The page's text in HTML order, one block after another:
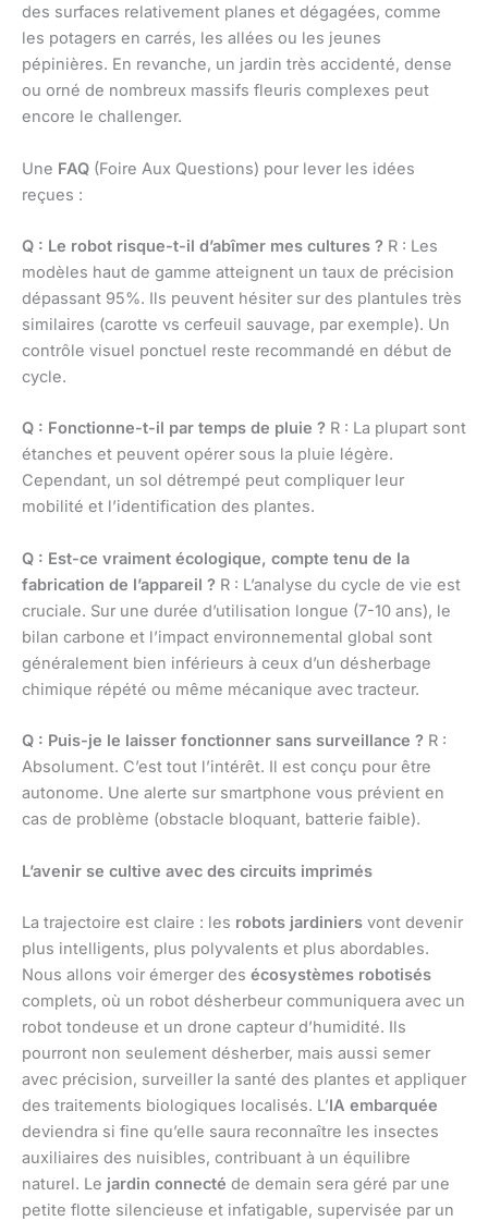
des surfaces relativement planes et dégagées, comme
les potagers en carrés, les allées ou les jeunes
pépinières. En revanche, un jardin très accidenté, dense
ou orné de nombreux massifs fleuris complexes peut
encore le challenger.
Une FAQ (Foire Aux Questions) pour lever les idées
reçues :
Q : Le robot risque-t-il d’abîmer mes cultures ? R : Les
modèles haut de gamme atteignent un taux de précision
dépassant 95%. Ils peuvent hésiter sur des plantules très
similaires (carotte vs cerfeuil sauvage, par exemple). Un
contrôle visuel ponctuel reste recommandé en début de
cycle.
Q : Fonctionne-t-il par temps de pluie ? R : La plupart sont
étanches et peuvent opérer sous la pluie légère.
Cependant, un sol détrempé peut compliquer leur
mobilité et l’identification des plantes.
Q : Est-ce vraiment écologique, compte tenu de la
fabrication de l’appareil ? R : L’analyse du cycle de vie est
cruciale. Sur une durée d’utilisation longue (7-10 ans), le
bilan carbone et l’impact environnemental global sont
généralement bien inférieurs à ceux d’un désherbage
chimique répété ou même mécanique avec tracteur.
Q : Puis-je le laisser fonctionner sans surveillance ? R :
Absolument. C’est tout l’intérêt. Il est conçu pour être
autonome. Une alerte sur smartphone vous prévient en
cas de problème (obstacle bloquant, batterie faible).
L’avenir se cultive avec des circuits imprimés
La trajectoire est claire : les robots jardiniers vont devenir
plus intelligents, plus polyvalents et plus abordables.
Nous allons voir émerger des écosystèmes robotisés
complets, où un robot désherbeur communiquera avec un
robot tondeuse et un drone capteur d’humidité. Ils
pourront non seulement désherber, mais aussi semer
avec précision, surveiller la santé des plantes et appliquer
des traitements biologiques localisés. L’IA embarquée
deviendra si fine qu’elle saura reconnaître les insectes
auxiliaires des nuisibles, contribuant à un équilibre
naturel. Le jardin connecté de demain sera géré par une
petite flotte silencieuse et infatigable, supervisée par un